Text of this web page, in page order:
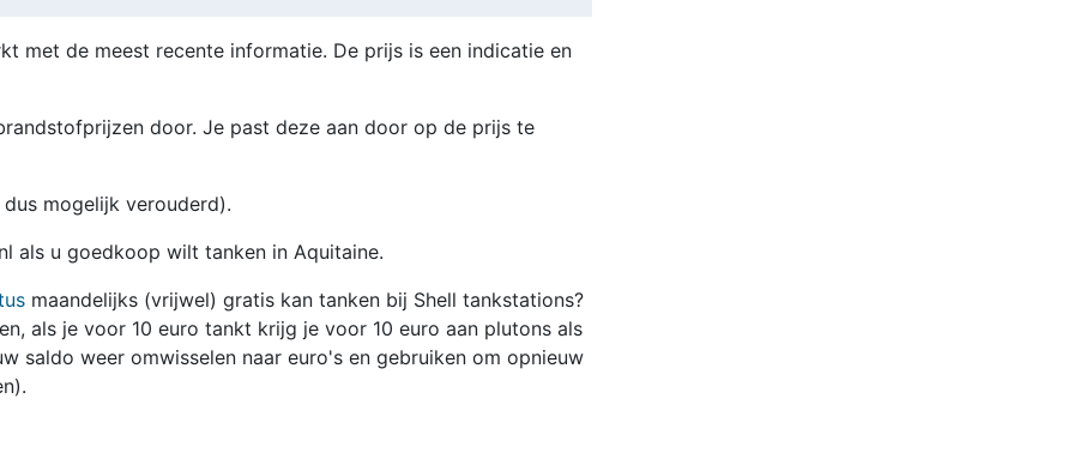
met de meest recente informatie. De prijs is een indicatie en
door. Je past deze aan door op de prijs te
mogelijk verouderd).
als u goedkoop wilt tanken in Aquitaine.
maandelijks (vrijwel) gratis kan tanken bij Shell tankstations?
als je voor 10 euro tankt krijg je voor 10 euro aan plutons als
saldo weer omwisselen naar euro's en gebruiken om opnieuw